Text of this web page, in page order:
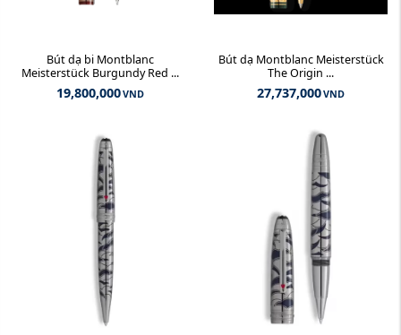
Bút dạ bi Montblanc
Meisterstück Burgundy Red ...
19,800,000VND
Bút dạ Montblanc Meisterstück
The Origin ...
27,737,000VND